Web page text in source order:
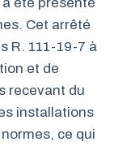
Cet arrêté
R. 111-19-7 à
et de
recevant du
installations
ce qui